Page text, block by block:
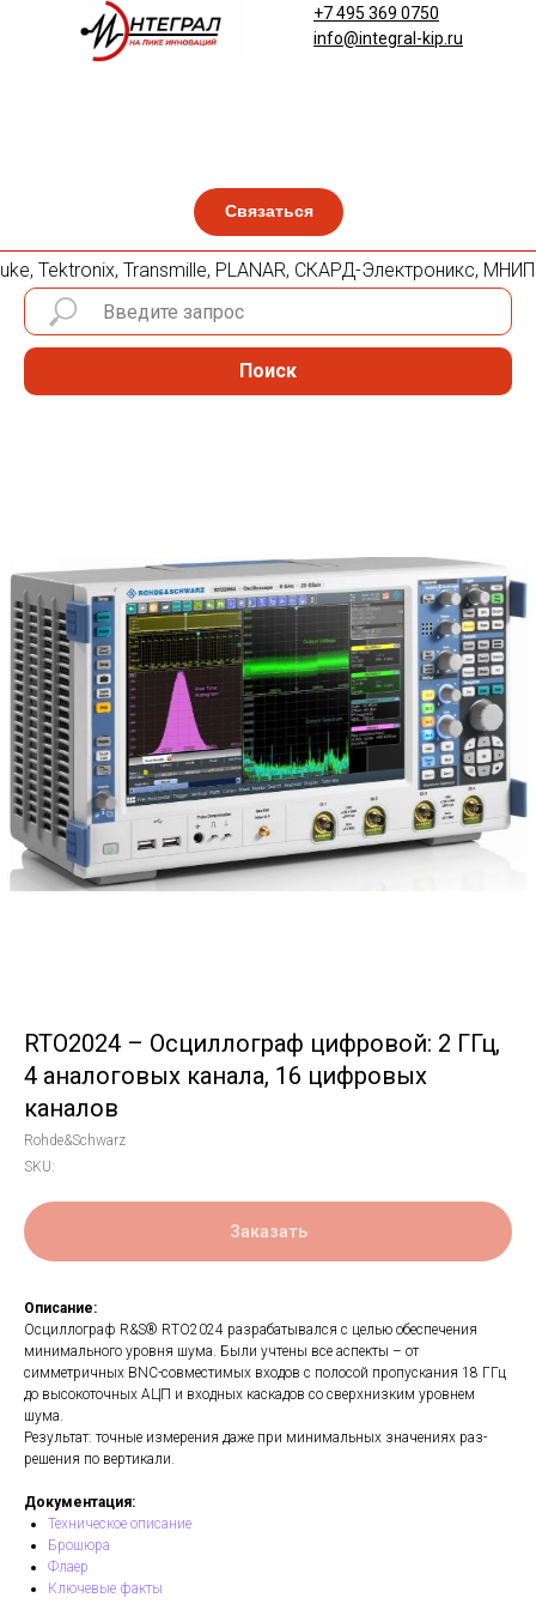
Связаться
+7 495 369 0750
info@integral-kip.ru
Transmille, PLANAR, СКАРД-Электроникс, МНИПИ,
Поиск
RTO2024 – Осциллограф цифровой: 2 ГГц,
4 аналоговых канала, 16 цифровых
каналов
Rohde&Schwarz
SKU:
Заказать
Описание:
Осциллограф R&S® RTO2024 разрабатывался с целью обеспечения
минимального уровня шума. Были учтены все аспекты – от
симметричных BNC-совместимых входов с полосой пропускания 18 ГГц
до высокоточных АЦП и входных каскадов со сверхнизким уровнем
шума.
Результат: точные измерения даже при минимальных значениях раз-
решения по вертикали.
Документация:
Техническое описание
Брошюра
Флаер
Ключевые факты